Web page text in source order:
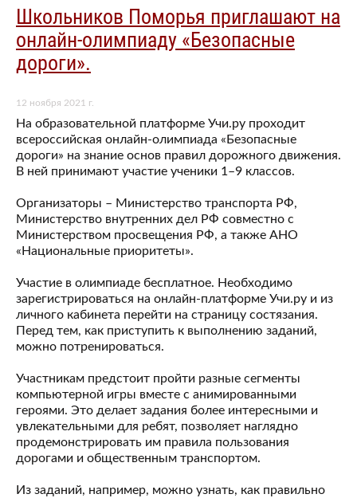
Школьников Поморья приглашают на
онлайн-олимпиаду «Безопасные
дороги».
12 ноября 2021 г.
На образовательной платформе Учи.ру проходит
всероссийская онлайн-олимпиада «Безопасные
дороги» на знание основ правил дорожного движения.
В ней принимают участие ученики 1–9 классов.
Организаторы – Министерство транспорта РФ,
Министерство внутренних дел РФ совместно с
Министерством просвещения РФ, а также АНО
«Национальные приоритеты».
Участие в олимпиаде бесплатное. Необходимо
зарегистрироваться на онлайн-платформе Учи.ру и из
личного кабинета перейти на страницу состязания.
Перед тем, как приступить к выполнению заданий,
можно потренироваться.
Участникам предстоит пройти разные сегменты
компьютерной игры вместе с анимированными
героями. Это делает задания более интересными и
увлекательными для ребят, позволяет наглядно
продемонстрировать им правила пользования
дорогами и общественным транспортом.
Из заданий, например, можно узнать, как правильно